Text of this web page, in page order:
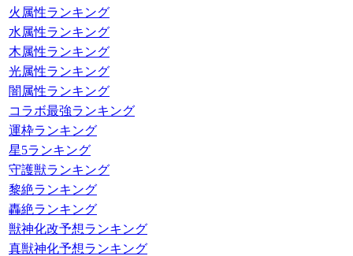
火属性ランキング
水属性ランキング
木属性ランキング
光属性ランキング
闇属性ランキング
コラボ最強ランキング
運枠ランキング
星5ランキング
守護獣ランキング
黎絶ランキング
轟絶ランキング
獣神化改予想ランキング
真獣神化予想ランキング